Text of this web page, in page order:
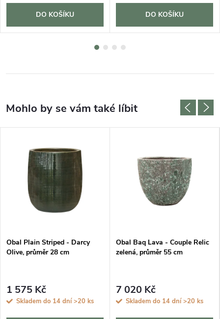
DO KOŠÍKU DO KOŠÍKU
Obal Plain Striped - Darcy
Olive, průměr 28 cm
1 575 Kč
Skladem do 14 dní>20 ks
Obal Baq Lava - Couple Relic
zelená, průměr 55 cm
7 020 Kč
Skladem do 14 dní>20 ks